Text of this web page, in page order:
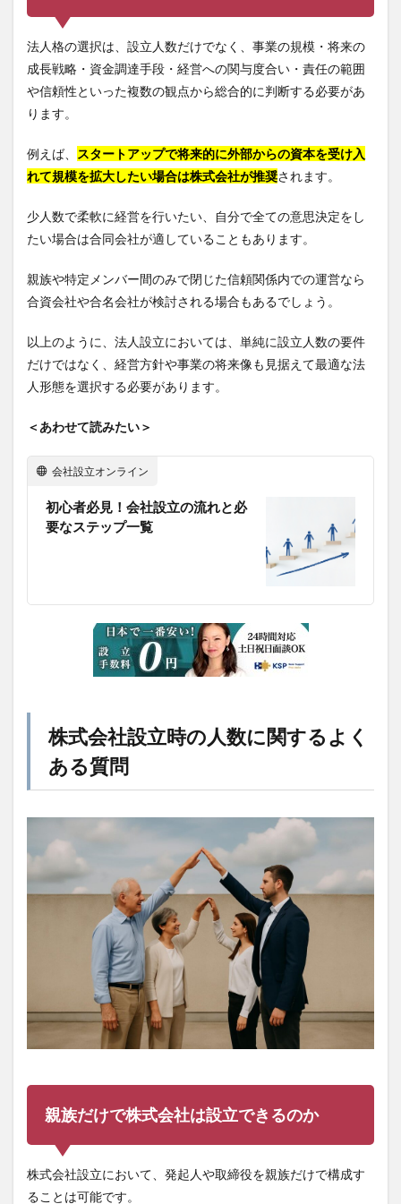
法人格の選択は、設立人数だけでなく、事業の規模・将来の
成長戦略・資金調達手段・経営への関与度合い・責任の範囲
や信頼性といった複数の観点から総合的に判断する必要があ
ります。
例えば、
スタートアップで将来的に外部からの資本を受け入
れて規模を拡大したい場合は株式会社が推奨されます。
少人数で柔軟に経営を行いたい、自分で全ての意思決定をし
たい場合は合同会社が適していることもあります。
親族や特定メンバー間のみで閉じた信頼関係内での運営なら
合資会社や合名会社が検討される場合もあるでしょう。
以上のように、法人設立においては、単純に設立人数の要件
だけではなく、経営方針や事業の将来像も見据えて最適な法
人形態を選択する必要があります。
＜あわせて読みたい＞
会社設立オンライン
初心者必見！会社設立の流れと必
要なステップ一覧
株式会社設立時の人数に関するよく
ある質問
親族だけで株式会社は設立できるのか
株式会社設立において、発起人や取締役を親族だけで構成す
ることは可能です。